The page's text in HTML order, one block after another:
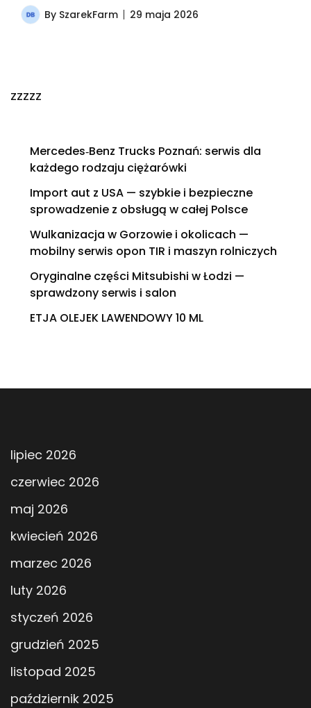
By SzarekFarm 29 maja 2026
zzzzz
Mercedes‑Benz Trucks Poznań: serwis dla
każdego rodzaju ciężarówki
Import aut z USA — szybkie i bezpieczne
sprowadzenie z obsługą w całej Polsce
Wulkanizacja w Gorzowie i okolicach —
mobilny serwis opon TIR i maszyn rolniczych
Oryginalne części Mitsubishi w Łodzi —
sprawdzony serwis i salon
ETJA OLEJEK LAWENDOWY 10 ML
lipiec 2026
czerwiec 2026
maj 2026
kwiecień 2026
marzec 2026
luty 2026
styczeń 2026
grudzień 2025
listopad 2025
październik 2025